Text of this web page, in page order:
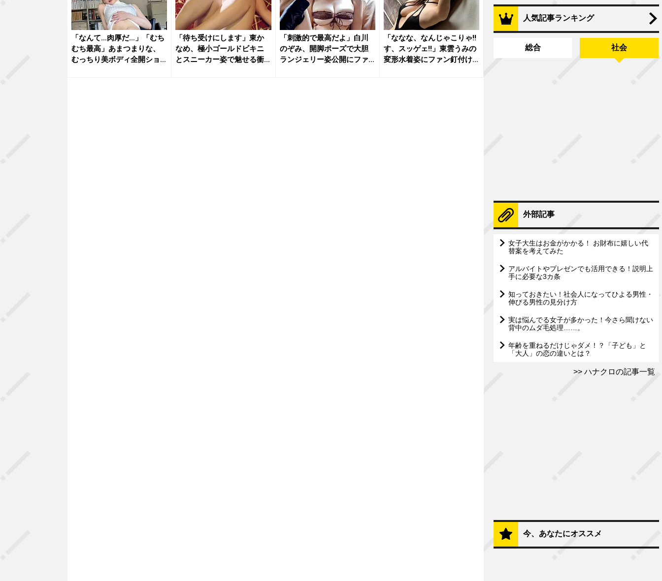
「なんて…肉厚だ…」「むち
むち最高」あまつまりな、
むっちり美ボディ全開ショ
「待ち受けにします」東か
なめ、極小ゴールドビキニ
とスニーカー姿で魅せる衝
「刺激的で最高だよ」白川
のぞみ、開脚ポーズで大胆
ランジェリー姿公開にファ
「ななな、なんじゃこりゃ!!
す、スッゲェ!!」東雲うみの
変形水着姿にファン釘付け...
人気記事ランキング
総合 社会
外部記事
女子大生はお金がかかる！ お財布に嬉しい代
替案を考えてみた
アルバイトやプレゼンでも活用できる！説明上
手に必要な3カ条
知っておきたい！社会人になってひよる男性・
伸びる男性の見分け方
実は悩んでる女子が多かった！今さら聞けない
背中のムダ毛処理……。
年齢を重ねるだけじゃダメ！？「子ども」と
「大人」の恋の違いとは？
ハナクロの記事一覧
今、あなたにオススメ